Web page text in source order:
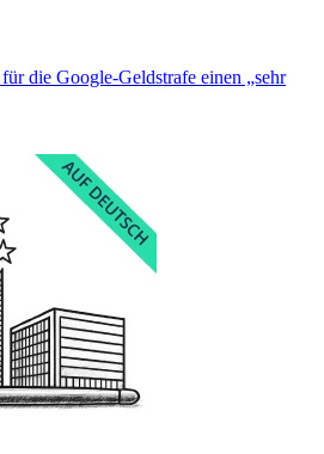
die Google-Geldstrafe einen „sehr